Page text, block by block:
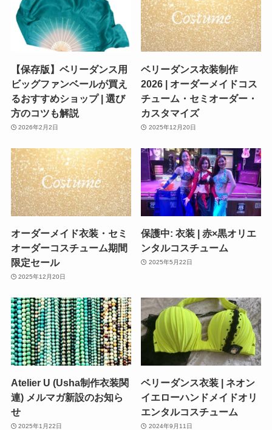
【保存版】ベリーダンス用
ビッグファンベールが買え
るおすすめショップ | 選び
方のコツも解説
2026年2月2日
ベリーダンス衣装制作
2026 | オーダーメイドコス
チューム・セミオーダー・
カスタマイズ
2025年12月20日
オーダーメイド衣装・セミ
オーダーコスチューム期間
限定セール
2025年12月20日
保護中: 衣装 | 赤×黒オリエ
ンタルコスチューム
2025年5月22日
Atelier U (Usha制作衣装関
連) メルマガ新設のお知ら
せ
2025年1月22日
ベリーダンス衣装 | ネオン
イエローハンドメイドオリ
エンタルコスチューム
2024年9月11日